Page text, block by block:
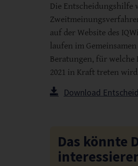
Die Entscheidungshilfe
auf der Website des
laufen im
Beratungen, für
2021 in Kraft treten
Download
Das könnte